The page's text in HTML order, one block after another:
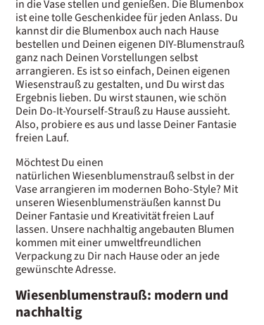
in die Vase stellen und genießen. Die Blumenbox
ist eine tolle Geschenkidee für jeden Anlass. Du
kannst dir die Blumenbox auch nach Hause
bestellen und Deinen eigenen DIY-Blumenstrauß
ganz nach Deinen Vorstellungen selbst
arrangieren. Es ist so einfach, Deinen eigenen
Wiesenstrauß zu gestalten, und Du wirst das
Ergebnis lieben. Du wirst staunen, wie schön
Dein Do-It-Yourself-Strauß zu Hause aussieht.
Also, probiere es aus und lasse Deiner Fantasie
freien Lauf.
Möchtest Du einen
natürlichen Wiesenblumenstrauß selbst in der
Vase arrangieren im modernen Boho-Style? Mit
unseren Wiesenblumensträußen kannst Du
Deiner Fantasie und Kreativität freien Lauf
lassen. Unsere nachhaltig angebauten Blumen
kommen mit einer umweltfreundlichen
Verpackung zu Dir nach Hause oder an jede
gewünschte Adresse.
Wiesenblumenstrauß: modern und
nachhaltig